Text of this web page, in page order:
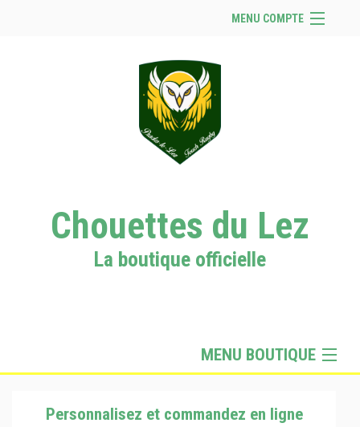
MENU COMPTE
Se connecter
Panier ( vide)
Chouettes du Lez
La boutique officielle
MENU BOUTIQUE
Sportswear
Personnalisez et commandez en ligne